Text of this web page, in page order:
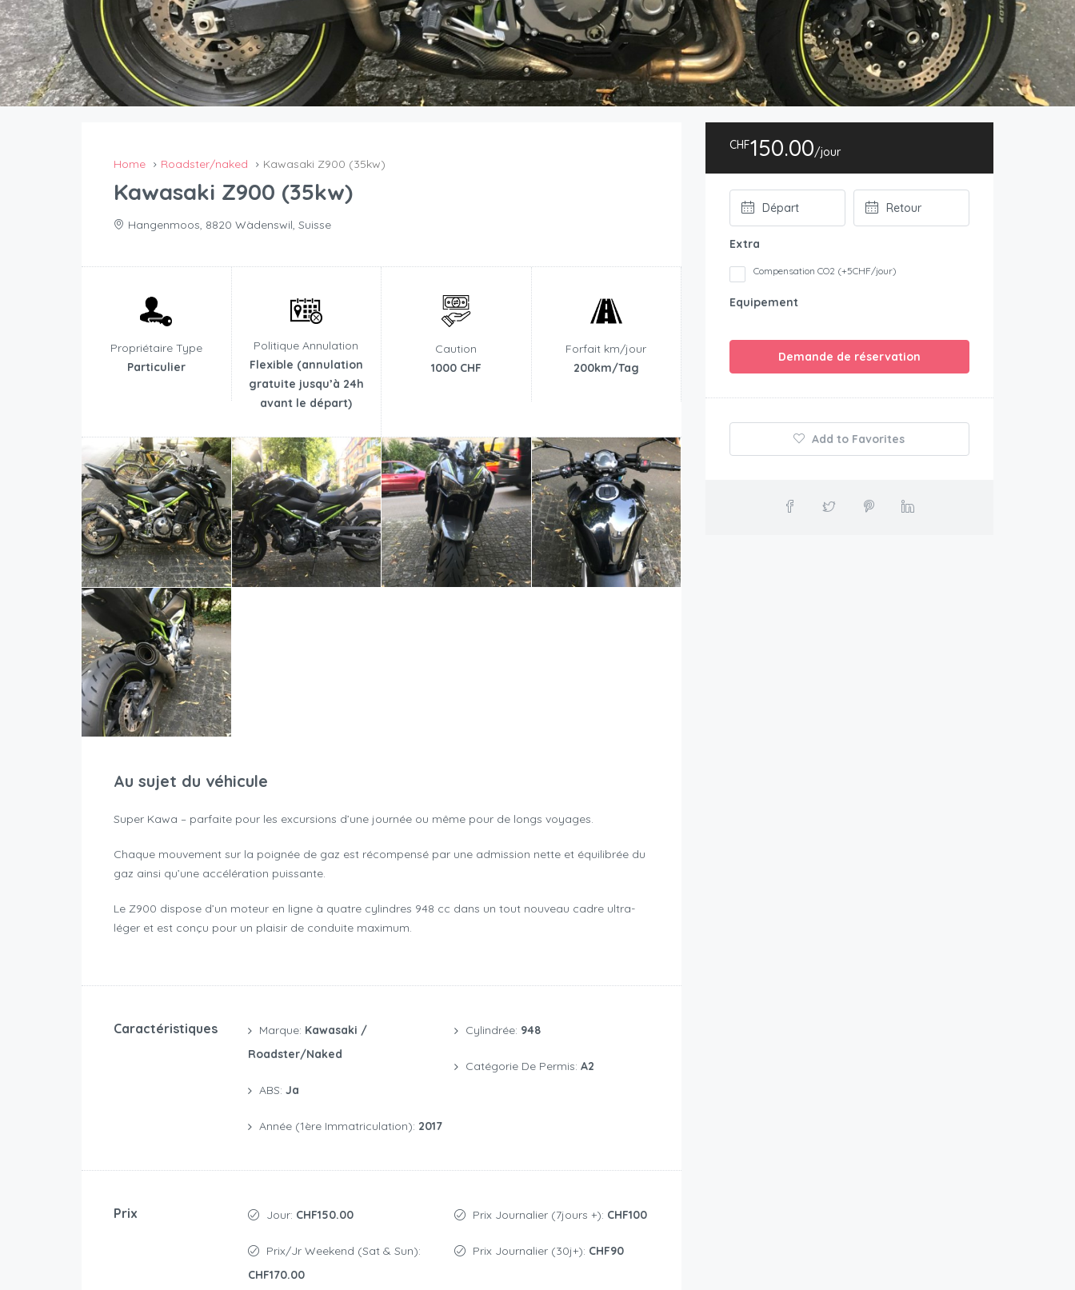
Home Roadster/naked Kawasaki Z900 (35kw)
Kawasaki Z900 (35kw)
Hangenmoos, 8820 Wàdenswil, Suisse
Propriétaire Type
Particulier
Politique Annulation
Flexible (annulation
gratuite jusqu’à 24h
avant le départ)
Caution
1000 CHF
Forfait km/jour
200km/Tag
Au sujet du véhicule
Super Kawa – parfaite pour les excursions d’une journée ou même pour de longs voyages.
Chaque mouvement sur la poignée de gaz est récompensé par une admission nette et équilibrée du
gaz ainsi qu’une accélération puissante.
Le Z900 dispose d’un moteur en ligne à quatre cylindres 948 cc dans un tout nouveau cadre ultra-
léger et est conçu pour un plaisir de conduite maximum.
Caractéristiques Marque: Kawasaki /
Roadster/naked
ABS: Ja
Année (1ère Immatriculation): 2017
Cylindrée: 948
Catégorie De Permis: A2
Prix Jour: CHF150.00
Prix/jr Weekend (Sat & Sun):
CHF170.00
Prix Journalier (7jours +): CHF100
Prix Journalier (30j+): CHF90
CHF150.00/jour
Extra
Compensation CO2 (+5CHF/jour)
Equipement
Demande de réservation
Add to Favorites